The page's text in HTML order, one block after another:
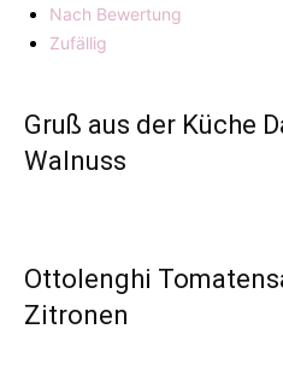
Nach Bewertung
Zufällig
Gruß aus der Küche
Walnuss
Ottolenghi
Zitronen